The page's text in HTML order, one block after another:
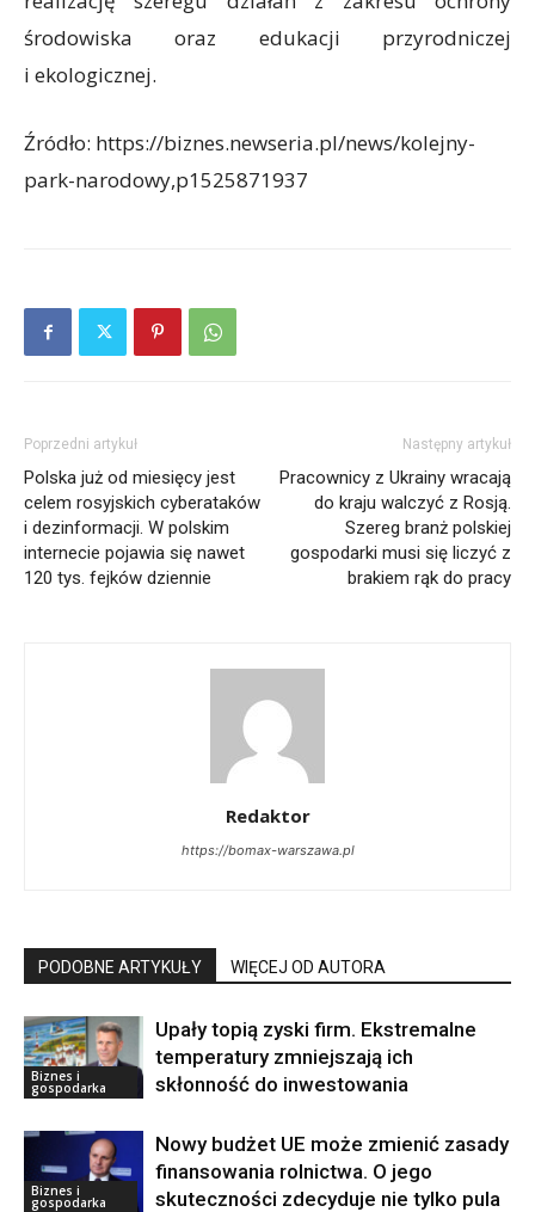
środowiska oraz edukacji przyrodniczej
i ekologicznej.
Źródło: https://biznes.newseria.pl/news/kolejny-
park-narodowy,p1525871937
Poprzedni artykuł
Polska już od miesięcy jest
celem rosyjskich cyberataków
i dezinformacji. W polskim
internecie pojawia się nawet
120 tys. fejków dziennie
Następny artykuł
Pracownicy z Ukrainy wracają
do kraju walczyć z Rosją.
Szereg branż polskiej
gospodarki musi się liczyć z
brakiem rąk do pracy
Redaktor
https://bomax-warszawa.pl
PODOBNE ARTYKUŁY WIĘCEJ OD AUTORA
Biznes i
gospodarka
Upały topią zyski firm. Ekstremalne
temperatury zmniejszają ich
skłonność do inwestowania
Biznes i
gospodarka
Nowy budżet UE może zmienić zasady
finansowania rolnictwa. O jego
skuteczności zdecyduje nie tylko pula